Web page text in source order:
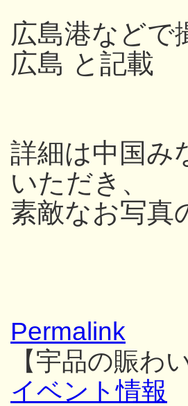
広島港などで
広島 と記載
詳細は中国み
いただき、
素敵なお写真
Permalink
【宇品の賑わ
イベント情報